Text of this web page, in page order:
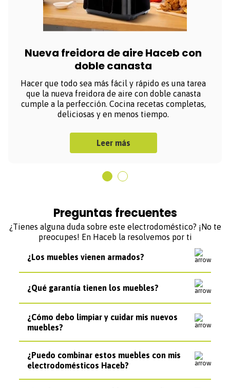
Nueva freidora de aire Haceb con
doble canasta
Hacer que todo sea más fácil y rápido es una tarea
que la nueva freidora de aire con doble canasta
cumple a la perfección. Cocina recetas completas,
deliciosas y en menos tiempo.
Leer más
Preguntas frecuentes
¿Tienes alguna duda sobre este electrodoméstico? ¡No te
preocupes! En Haceb la resolvemos por ti
¿Los muebles vienen armados?
¿Qué garantía tienen los muebles?
¿Cómo debo limpiar y cuidar mis nuevos
muebles?
¿Puedo combinar estos muebles con mis
electrodomésticos Haceb?